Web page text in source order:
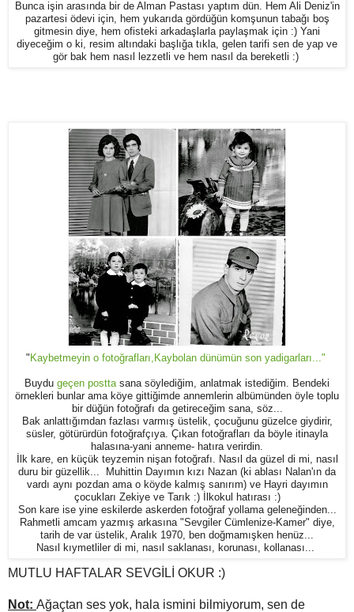
Bunca işin arasında bir de Alman Pastası yaptım dün. Hem Ali Deniz'in
pazartesi ödevi için, hem yukarıda gördüğün komşunun tabağı boş
gitmesin diye, hem ofisteki arkadaşlarla paylaşmak için :) Yani
diyeceğim o ki, resim altındaki başlığa tıkla, gelen tarifi sen de yap ve
gör bak hem nasıl lezzetli ve hem nasıl da bereketli :)
" Kaybetmeyin o fotoğrafları,Kaybolan dünümün son yadigarları..."
Buydu geçen postta sana söylediğim, anlatmak istediğim. Bendeki
örnekleri bunlar ama köye gittiğimde annemlerin albümünden öyle toplu
bir düğün fotoğrafı da getireceğim sana, söz...
Bak anlattığımdan fazlası varmış üstelik, çocuğunu güzelce giydirir,
süsler, götürürdün fotoğrafçıya. Çıkan fotoğrafları da böyle itinayla
halasına-yani anneme- hatıra verirdin.
İlk kare, en küçük teyzemin nişan fotoğrafı. Nasıl da güzel di mi, nasıl
duru bir güzellik... Muhittin Dayımın kızı Nazan (ki ablası Nalan'ın da
vardı aynı pozdan ama o köyde kalmış sanırım) ve Hayri dayımın
çocukları Zekiye ve Tarık :) İlkokul hatırası :)
Son kare ise yine eskilerde askerden fotoğraf yollama geleneğinden...
Rahmetli amcam yazmış arkasına "Sevgiler Cümlenize-Kamer" diye,
tarih de var üstelik, Aralık 1970, ben doğmamışken henüz...
Nasıl kıymetliler di mi, nasıl saklanası, korunası, kollanası...
MUTLU HAFTALAR SEVGİLİ OKUR :)
Not: Ağaçtan ses yok, hala ismini bilmiyorum, sen de